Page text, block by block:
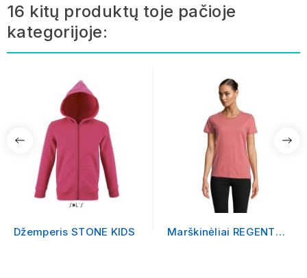
16 kitų produktų toje pačioje
kategorijoje:
Džemperis STONE KIDS
Marškinėliai REGENT